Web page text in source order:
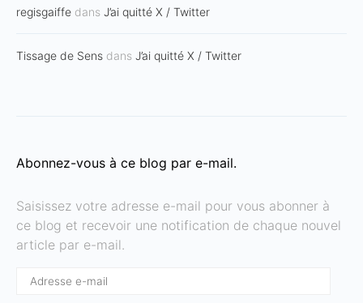
regisgaiffe dans J’ai quitté X / Twitter
Tissage de Sens dans J’ai quitté X / Twitter
Abonnez-vous à ce blog par e-mail.
Saisissez votre adresse e-mail pour vous abonner à
ce blog et recevoir une notification de chaque nouvel
article par e-mail.